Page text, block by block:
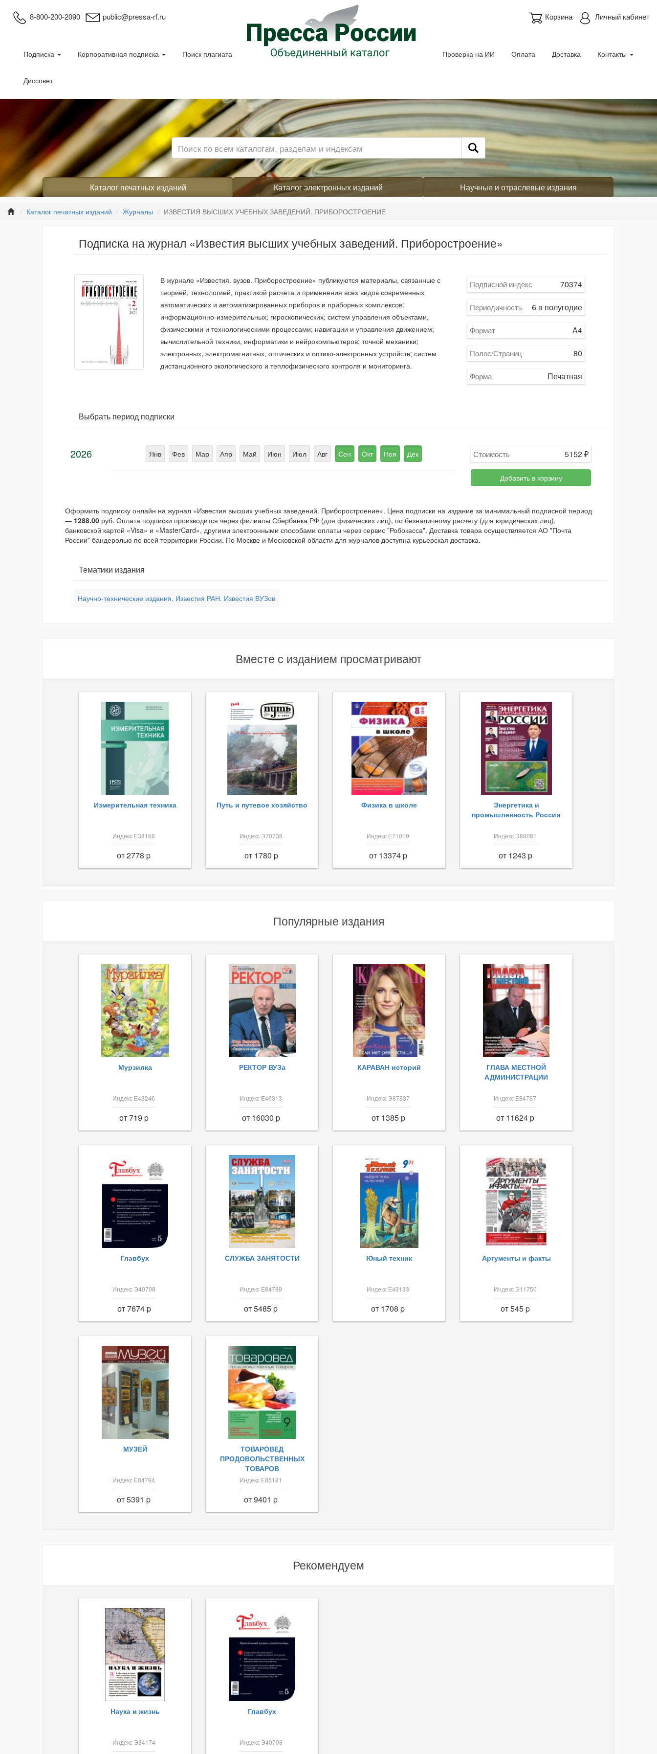
8-800-200-2090 public@pressa-rf.ru Личный кабинет
Корзина
Подписка Корпоративная подписка Поиск плагиата
Диссовет
Проверка на ИИ Оплата Доставка Контакты
Каталог печатных изданий Каталог электронных изданий Научные и отраслевые издания
Каталог печатных изданий Журналы ИЗВЕСТИЯ ВЫСШИХ УЧЕБНЫХ ЗАВЕДЕНИЙ. ПРИБОРОСТРОЕНИЕ
Подписка на журнал «Известия высших учебных заведений. Приборостроение»
В журнале «Известия. вузов. Приборостроение» публикуются материалы, связанные с
теорией, технологией, практикой расчета и применения всех видов современных
автоматических и автоматизированных приборов и приборных комплексов:
информационно-измерительных; гироскопических; систем управления объектами,
физическими и технологическими процессами; навигации и управления движением;
вычислительной техники, информатики и нейрокомпьютеров; точной механики;
электронных, электромагнитных, оптических и оптико-электронных устройств; систем
дистанционного экологического и теплофизического контроля и мониторинга.
Подписной индекс 70374
Периодичность 6 в полугодие
Формат A4
Полос/Страниц 80
Форма Печатная
Выбрать период подписки
2026 Янв Фев Мар Апр Май Июн Июл Авг Сен Окт Ноя Дек Стоимость 5152₽
Добавить в корзину
Оформить подписку онлайн на журнал «Известия высших учебных заведений. Приборостроение». Цена подписки на издание за минимальный подписной период
— 1288.00 руб. Оплата подписки производится через филиалы Сбербанка РФ (для физических лиц), по безналичному расчету (для юридических лиц),
банковской картой «Visa» и «MasterCard», другими электронными способами оплаты через сервис "Робокасса". Доставка товара осуществляется АО "Почта
России" бандеролью по всей территории России. По Москве и Московской области для журналов доступна курьерская доставка.
Тематики издания
Научно-технические издания. Известия РАН. Известия ВУЗов
Вместе с изданием просматривают
Измерительная техника
Индекс Е38168
от 2778 p
Путь и путевое хозяйство
Индекс Э70738
от 1780 p
Физика в школе
Индекс Е71019
от 13374 p
Энергетика и
промышленность России
Индекс Э88081
от 1243 p
Популярные издания
Мурзилка
Индекс Е43246
от 719 p
РЕКТОР ВУЗа
Индекс Е46313
от 16030 p
КАРАВАН историй
Индекс Э87837
от 1385 p
ГЛАВА МЕСТНОЙ
АДМИНИСТРАЦИИ
Индекс Е84787
от 11624 p
Главбух
Индекс Э40708
от 7674 p
СЛУЖБА ЗАНЯТОСТИ
Индекс Е84789
от 5485 p
Юный техник
Индекс Е43133
от 1708 p
Аргументы и факты
Индекс Э11750
от 545 p
МУЗЕЙ
Индекс Е84794
от 5391 p
ТОВАРОВЕД
ПРОДОВОЛЬСТВЕННЫХ
ТОВАРОВ
Индекс Е85181
от 9401 p
Рекомендуем
Наука и жизнь
Индекс Э34174
Главбух
Индекс Э40708